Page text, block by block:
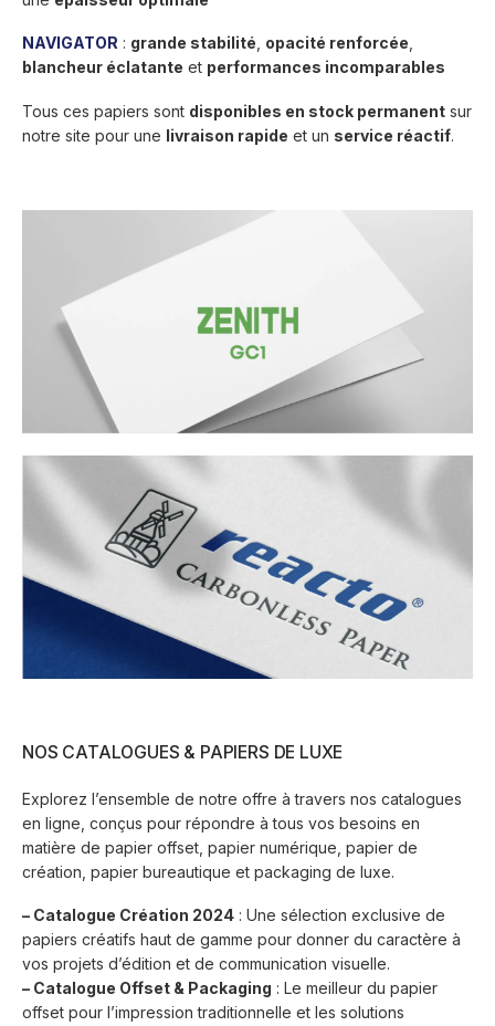
NAVIGATOR : grande stabilité opacité renforcée
blancheur éclatante et performances incomparables
Tous ces papiers sont disponibles en stock permanent sur
notre site pour une livraison rapide et un service réactif.
NOS CATALOGUES & PAPIERS DE LUXE
Explorez l’ensemble de notre offre à travers nos catalogues
en ligne, conçus pour répondre à tous vos besoins en
matière de papier offset, papier numérique, papier de
création, papier bureautique et packaging de luxe.
– Catalogue Création 2024 : Une sélection exclusive de
papiers créatifs haut de gamme pour donner du caractère à
vos projets d’édition et de communication visuelle.
– Catalogue Offset & Packaging : Le meilleur du papier
offset pour l’impression traditionnelle et les solutions